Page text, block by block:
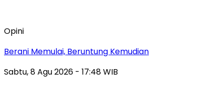
Opini
Berani Memulai, Beruntung Kemudian
Sabtu, 8 Agu 2026 - 17:48 WIB